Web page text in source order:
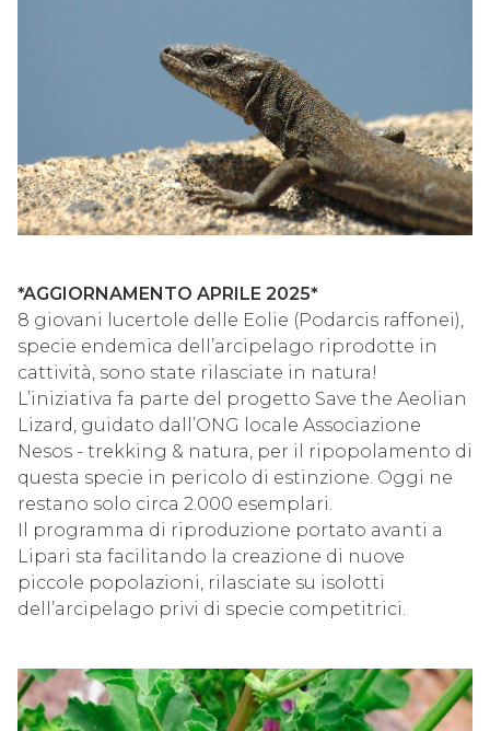
*AGGIORNAMENTO APRILE 2025*
8 giovani lucertole delle Eolie (Podarcis raffonei),
specie endemica dell’arcipelago riprodotte in
cattività, sono state rilasciate in natura!
L’iniziativa fa parte del progetto Save the Aeolian
Lizard, guidato dall’ONG locale Associazione
Nesos - trekking & natura, per il ripopolamento di
questa specie in pericolo di estinzione. Oggi ne
restano solo circa 2.000 esemplari.
Il programma di riproduzione portato avanti a
Lipari sta facilitando la creazione di nuove
piccole popolazioni, rilasciate su isolotti
dell’arcipelago privi di specie competitrici.